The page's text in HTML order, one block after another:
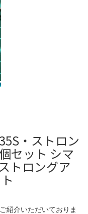
・ストロン
セット シマ
トロングア
紹介いただいておりま